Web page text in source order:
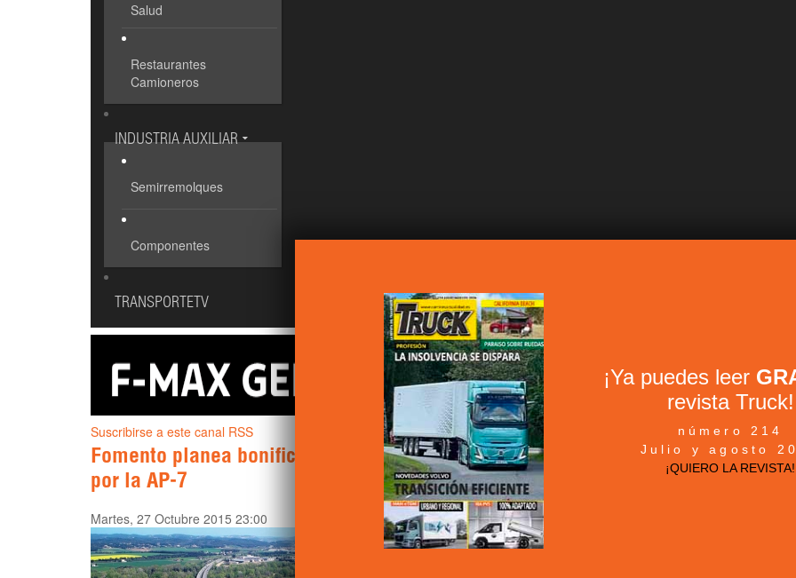
Salud
Restaurantes
Camioneros
INDUSTRIA AUXILIAR
Semirremolques
Componentes
TRANSPORTETV
Suscribirse a este canal RSS
Fomento planea bonificar a los camiones que circulen
por la AP-7
Martes, 27 Octubre 2015 23:00
+ NOTICIAS...
¡Ya puedes leer
revista Truck!
número 214
Julio y agosto
¡QUIERO LA REVISTA!